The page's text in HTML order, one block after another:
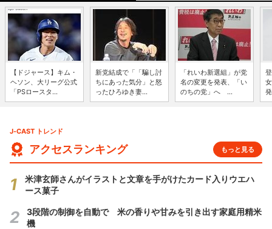
【ドジャース】キム・
ヘソン、大リーグ公式
「PSロースタ...
新党結成で「「騙し討
ちにあった気分」と怒
ったひろゆき妻...
「れいわ新選組」が党
名の変更を発表、「い
のちの党」へ ...
J-CAST トレンド
アクセスランキング もっと見る
米津玄師さんがイラストと文章を手がけたカード入りウエハ
ース菓子
3段階の制御を自動で 米の香りや甘みを引き出す家庭用精米
機